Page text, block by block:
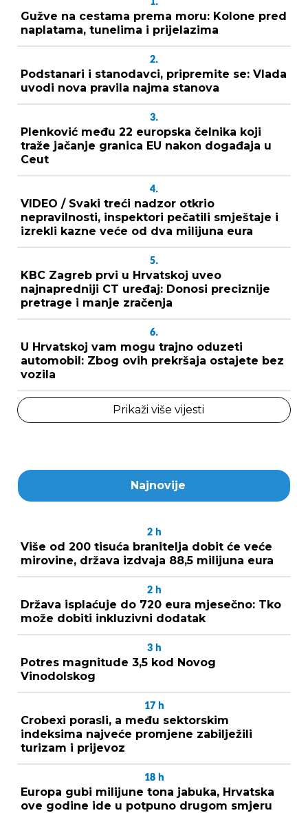
Gužve na cestama prema moru: Kolone pred
naplatama, tunelima i prijelazima
2.
Podstanari i stanodavci, pripremite se: Vlada
uvodi nova pravila najma stanova
3.
Plenković među 22 europska čelnika koji
traže jačanje granica EU nakon događaja u
Ceut
4.
VIDEO / Svaki treći nadzor otkrio
nepravilnosti, inspektori pečatili smještaje i
izrekli kazne veće od dva milijuna eura
5.
KBC Zagreb prvi u Hrvatskoj uveo
najnapredniji CT uređaj: Donosi preciznije
pretrage i manje zračenja
6.
U Hrvatskoj vam mogu trajno oduzeti
automobil: Zbog ovih prekršaja ostajete bez
vozila
Prikaži više vijesti
Najnovije
2 h
Više od 200 tisuća branitelja dobit će veće
mirovine, država izdvaja 88,5 milijuna eura
2 h
Država isplaćuje do 720 eura mjesečno: Tko
može dobiti inkluzivni dodatak
3 h
Potres magnitude 3,5 kod Novog
Vinodolskog
17 h
Crobexi porasli, a među sektorskim
indeksima najveće promjene zabilježili
turizam i prijevoz
18 h
Europa gubi milijune tona jabuka, Hrvatska
ove godine ide u potpuno drugom smjeru